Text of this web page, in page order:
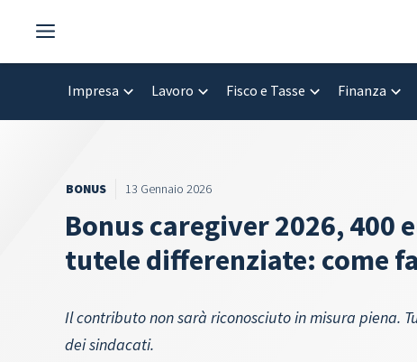
contenuto
Impresa Lavoro Fisco e Tasse Finanza
BONUS 13 Gennaio 2026
Bonus caregiver 2026, 400
tutele differenziate: come
Il contributo non sarà riconosciuto in misura piena.
dei sindacati.